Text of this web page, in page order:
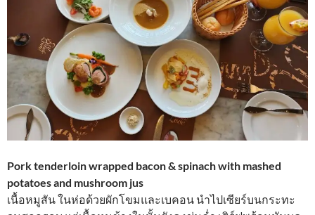
Pork tenderloin wrapped bacon & spinach with mashed
potatoes and mushroom jus
เนื้อหมูสัน ในห่อด้วยผักโขมและเบคอน นำไปเซียร์บนกระทะ